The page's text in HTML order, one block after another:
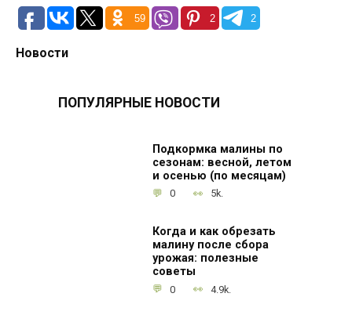
59 2 2
Новости
ПОПУЛЯРНЫЕ НОВОСТИ
Подкормка малины по
сезонам: весной, летом
и осенью (по месяцам)
0 5k.
Когда и как обрезать
малину после сбора
урожая: полезные
советы
0 4.9k.